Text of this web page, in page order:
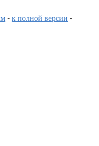
-к полной версии -